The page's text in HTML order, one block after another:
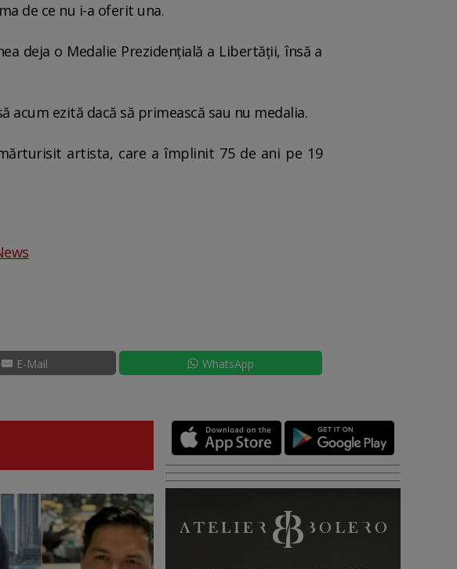
de ce nu i-a oferit una.
deja o Medalie Prezidenţială a Libertăţii, însă a
ezită dacă să primească sau nu medalia.
artista, care a împlinit 75 de ani pe 19
E-Mail WhatsApp